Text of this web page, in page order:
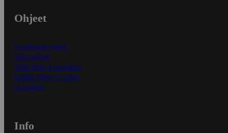
Ohjeet
Ensitilaajan ohjeet
Näin maksat
Näin tilaat ja muokkaat
Kaikki ohjeet ja vinkit
In English
Info